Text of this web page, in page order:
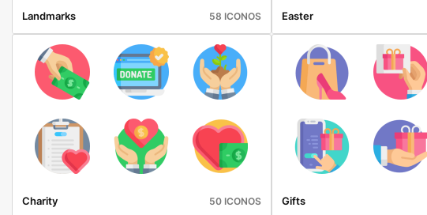
Landmarks 58 ICONOS Easter
Charity 50 ICONOS Gifts